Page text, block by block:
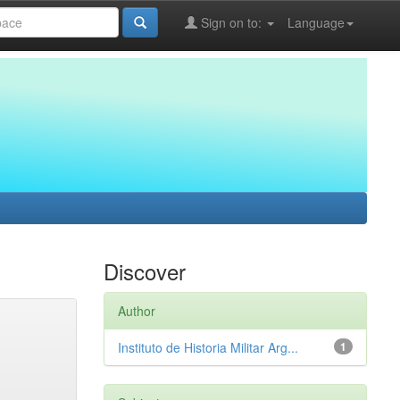
Language
Sign on to:
Discover
Author
1
Instituto de Historia Militar Arg...